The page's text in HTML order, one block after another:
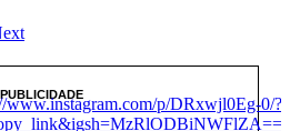
PUBLICIDADE